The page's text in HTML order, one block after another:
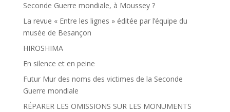
Seconde Guerre mondiale, à Moussey ?
La revue « Entre les lignes » éditée par l’équipe du
musée de Besançon
HIROSHIMA
En silence et en peine
Futur Mur des noms des victimes de la Seconde
Guerre mondiale
RÉPARER LES OMISSIONS SUR LES MONUMENTS